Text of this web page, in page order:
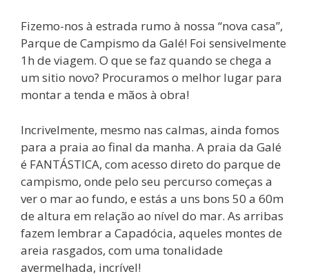
Fizemo-nos à estrada rumo à nossa “nova casa”,
Parque de Campismo da Galé! Foi sensivelmente
1h de viagem. O que se faz quando se chega a
um sitio novo? Procuramos o melhor lugar para
montar a tenda e mãos à obra!
Incrivelmente, mesmo nas calmas, ainda fomos
para a praia ao final da manha. A praia da Galé
é FANTÁSTICA, com acesso direto do parque de
campismo, onde pelo seu percurso começas a
ver o mar ao fundo, e estás a uns bons 50 a 60m
de altura em relação ao nível do mar. As arribas
fazem lembrar a Capadócia, aqueles montes de
areia rasgados, com uma tonalidade
avermelhada, incrível!